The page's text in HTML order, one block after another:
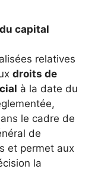
capital
relatives
droits de
à la date du
le cadre de
de
et permet aux
la